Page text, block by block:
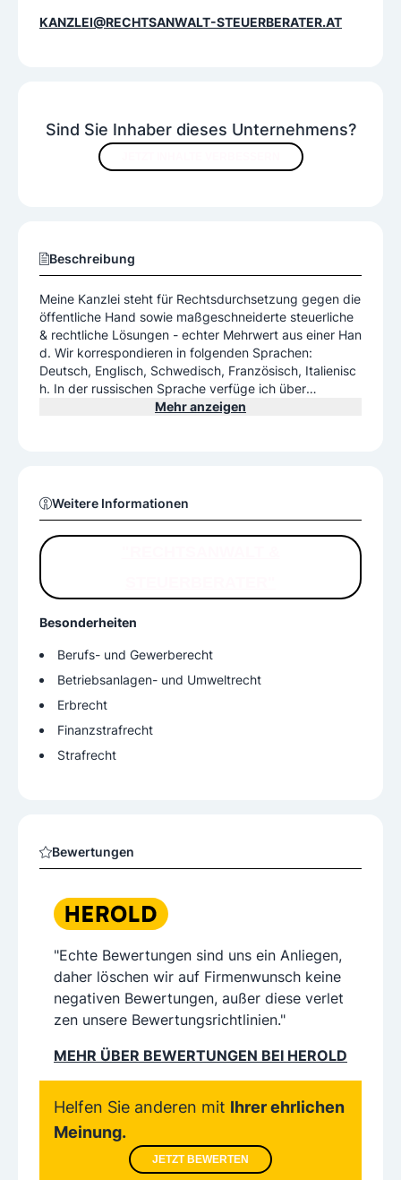
Sind Sie Inhaber dieses Unternehmens?
Beschreibung
Meine Kanzlei steht für Rechtsdurchsetzung gegen die
öffentliche Hand sowie maßgeschneiderte steuerliche
& rechtliche Lösungen - echter Mehrwert aus einer Han
d. Wir korrespondieren in folgenden Sprachen:
Deutsch, Englisch, Schwedisch, Französisch, Italienisc
h. In der russischen Sprache verfüge ich über
Grundkenntnisse. Mehr Infos finden Sie auf meiner We
Mehr anzeigen
Weitere Informationen
Besonderheiten
Berufs- und Gewerberecht
Betriebsanlagen- und Umweltrecht
Erbrecht
Finanzstrafrecht
Strafrecht
Bewertungen
"Echte Bewertungen sind uns ein Anliegen,
daher löschen wir auf Firmenwunsch keine
negativen Bewertungen, außer diese verlet
zen unsere Bewertungsrichtlinien."
MEHR ÜBER BEWERTUNGEN BEI HEROLD
Helfen Sie anderen mit Ihrer ehrlichen
Meinung.
JETZT BEWERTEN
KANZLEI@RECHTSANWALT-STEUERBERATER.AT